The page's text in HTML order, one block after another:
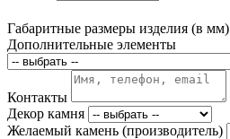
Габаритные размеры изделия (в мм)
Дополнительные элементы
Контакты
Декор камня
Желаемый камень (производитель)